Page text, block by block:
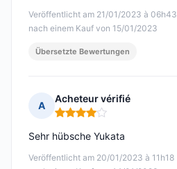
Veröffentlicht am 21/01/2023 à 06h43
nach einem Kauf von 15/01/2023
Übersetzte Bewertungen
A
Acheteur vérifié
Hinweis: 4 von 5
Veröffentlicht am 20/01/2023 à 11h18
Sehr hübsche Yukata